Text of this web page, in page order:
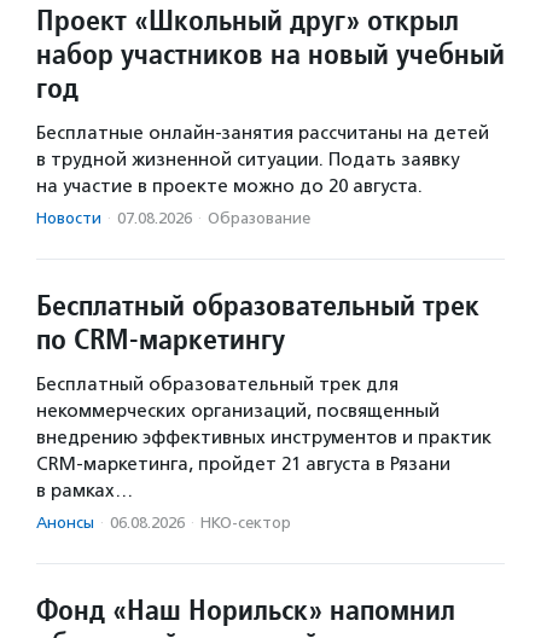
Проект «Школьный друг» открыл
набор участников на новый учебный
год
Бесплатные онлайн-занятия рассчитаны на детей
в трудной жизненной ситуации. Подать заявку
на участие в проекте можно до 20 августа.
Новости · 07.08.2026 · Образование
Бесплатный образовательный трек
по CRM-маркетингу
Бесплатный образовательный трек для
некоммерческих организаций, посвященный
внедрению эффективных инструментов и практик
CRM-маркетинга, пройдет 21 августа в Рязани
в рамках…
Анонсы · 06.08.2026 · НКО-сектор
Фонд «Наш Норильск» напомнил